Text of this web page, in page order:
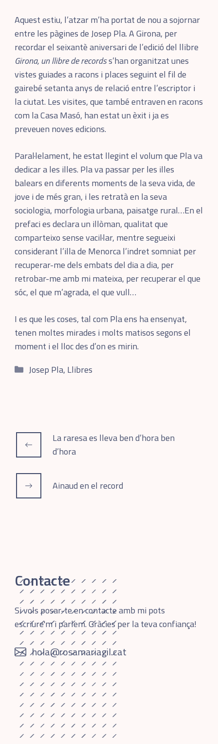
Aquest estiu, l’atzar m’ha portat de nou a sojornar
entre les pàgines de Josep Pla. A Girona, per
recordar el seixantè aniversari de l’edició del llibre
Girona, un llibre de recordss’han organitzat unes
vistes guiades a racons i places seguint el fil de
gairebé setanta anys de relació entre l’escriptor i
la ciutat. Les visites, que també entraven en racons
com la Casa Masó, han estat un èxit i ja es
preveuen noves edicions.
Paral·lelament, he estat llegint el volum que Pla va
dedicar a les illes. Pla va passar per les illes
balears en diferents moments de la seva vida, de
jove i de més gran, i les retratà en la seva
sociologia, morfologia urbana, paisatge rural…En el
prefaci es declara un illòman, qualitat que
comparteixo sense vacil·lar, mentre segueixi
considerant l’illa de Menorca l’indret somniat per
recuperar-me dels embats del dia a dia, per
retrobar-me amb mi mateixa, per recuperar el que
sóc, el que m’agrada, el que vull…
I es que les coses, tal com Pla ens ha ensenyat,
tenen moltes mirades i molts matisos segons el
moment i el lloc des d’on es mirin.
Categories
Josep Pla, Llibres
La raresa es lleva ben d’hora ben
d’hora
Ainaud en el record
Contacte
Si vols posar-te en contacte amb mi pots
escriure'm i parlem. Gràcies per la teva confiança!
hola@rosamariagil.cat